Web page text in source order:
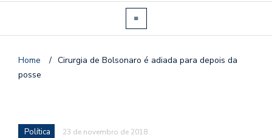
Home / Cirurgia de Bolsonaro é adiada para depois da
posse
Política 23 de novembro de 2018